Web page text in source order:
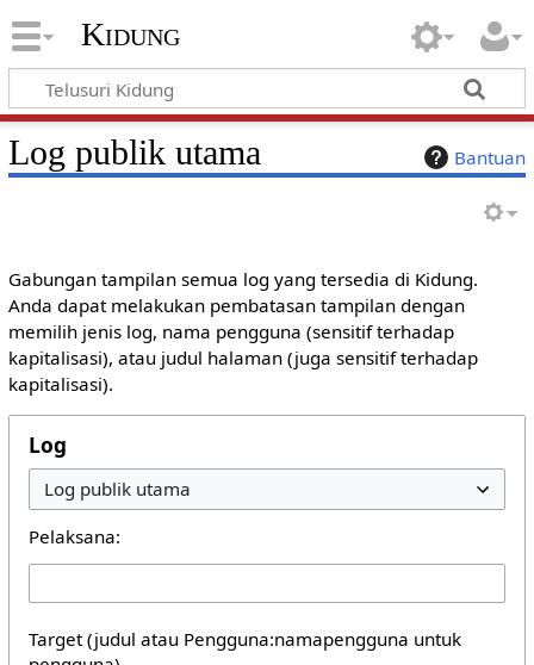
Kidung
Bantuan
Log publik utama
Gabungan tampilan semua log yang tersedia di Kidung.
Anda dapat melakukan pembatasan tampilan dengan
memilih jenis log, nama pengguna (sensitif terhadap
kapitalisasi), atau judul halaman (juga sensitif terhadap
kapitalisasi).
Log
Pelaksana:
Target (judul atau Pengguna:namapengguna untuk